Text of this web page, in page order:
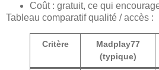
Coût : gratuit, ce qui
Tableau comparatif qualité / accès :
Critère
Madplay77
(typique)